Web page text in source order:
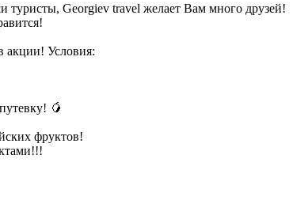
Georgiev travel желает Вам много друзей!
акции! Условия:
🥭
фруктов!